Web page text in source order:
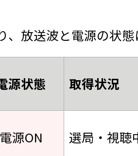
、放送波と電源の状
源状態 取得状況
電源ON 選局・視聴